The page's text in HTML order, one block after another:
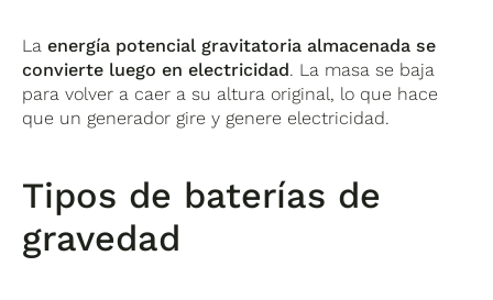
Laenergía potencial gravitatoria almacenada se
convierte luego en electricidad. La masa se baja
para volver a caer a su altura original, lo que hace
que un generador gire y genere electricidad.
Tipos de baterías de
gravedad